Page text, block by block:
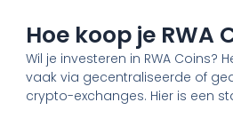
Hoe koop je RWA
Wil je investeren in RWA Coins?
vaak via gecentraliseerde of
crypto-exchanges. Hier is een